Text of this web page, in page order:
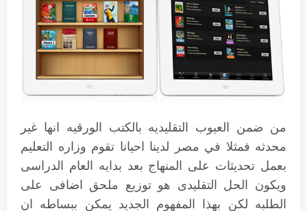
من ضمن العيوب التقليديه بالكتب الورقيه انها غير
محدثه فمثلا في مصر لدينا احيانا تقوم وزاره التعليم
بعمل تحديثات على المنهاج بعد بدايه العام الدراسى
ويكون الحل التقليدى هو توزيع ملحق اضافى على
الطلبه لكن بهذا المفهوم الجديد يمكن ببساطه ان